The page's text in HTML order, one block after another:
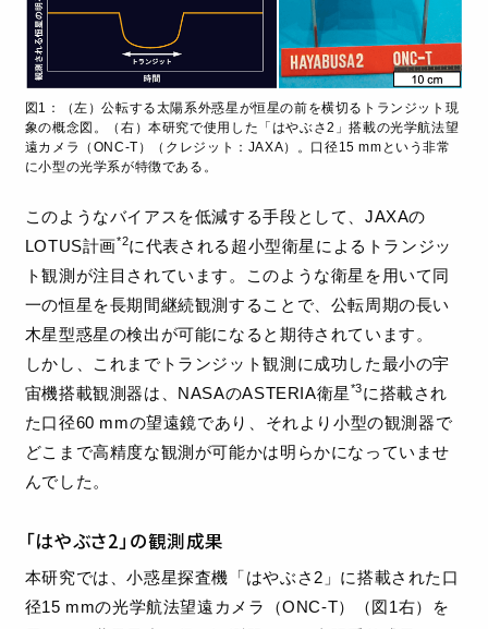
図1：（左）公転する太陽系外惑星が恒星の前を横切るトランジット現
象の概念図。（右）本研究で使用した「はやぶさ2」搭載の光学航法望
遠カメラ（ONC-T）（クレジット：JAXA）。口径15 mmという非常
に小型の光学系が特徴である。
このようなバイアスを低減する手段として、JAXAの
LOTUS計画*2に代表される超小型衛星によるトランジッ
ト観測が注目されています。このような衛星を用いて同
一の恒星を長期間継続観測することで、公転周期の長い
木星型惑星の検出が可能になると期待されています。
しかし、これまでトランジット観測に成功した最小の宇
宙機搭載観測器は、NASAのASTERIA衛星 *3に搭載され
た口径60 mmの望遠鏡であり、それより小型の観測器で
どこまで高精度な観測が可能かは明らかになっていませ
んでした。
「はやぶさ2」の観測成果
本研究では、小惑星探査機「はやぶさ2」に搭載された口
径15 mmの光学航法望遠カメラ（ONC-T）（図1右）を